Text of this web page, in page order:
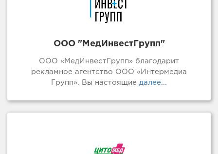
ООО "МедИнвестГрупп"
ООО «МедИнвестГрупп» благодарит
рекламное агентство ООО «Интермедиа
Групп». Вы настоящие далее...